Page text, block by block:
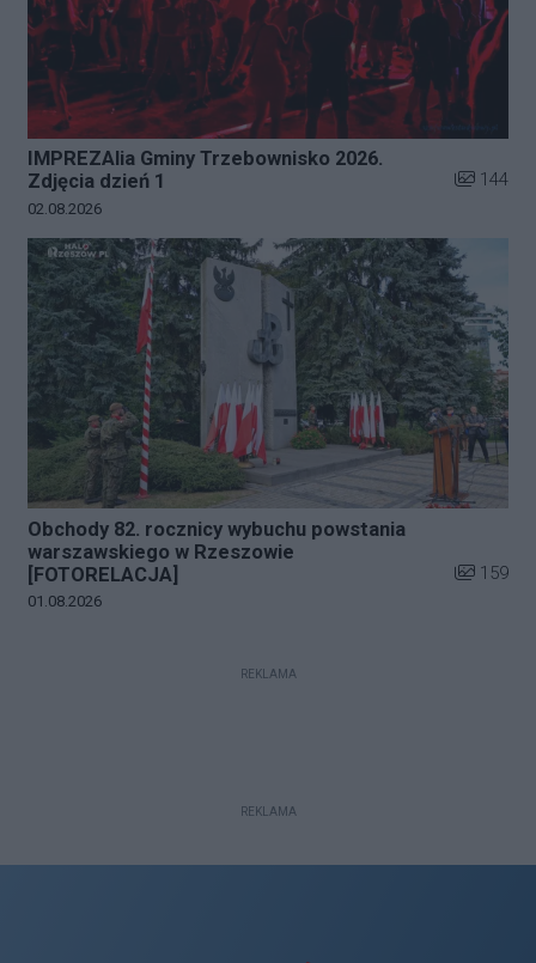
IMPREZAlia Gminy Trzebownisko 2026.
Zdjęcia dzień 1
Liczba
144
Data dodania galerii:
02.08.2026
Obchody 82. rocznicy wybuchu powstania
warszawskiego w Rzeszowie
[FOTORELACJA]
Liczba
159
Data dodania galerii:
01.08.2026
REKLAMA
REKLAMA